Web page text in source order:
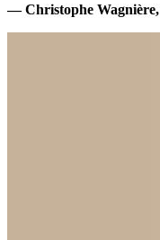
— Christophe Wagnière,